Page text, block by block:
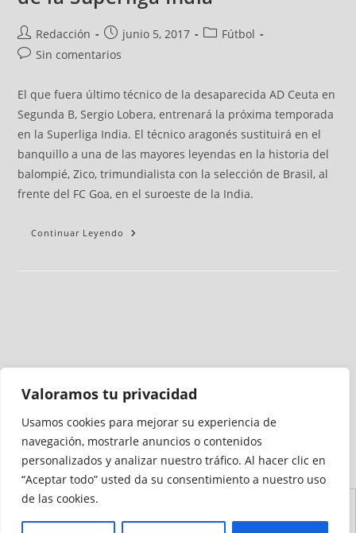
Valoramos tu privacidad
Usamos cookies para mejorar su experiencia de
navegación, mostrarle anuncios o contenidos
personalizados y analizar nuestro tráfico. Al hacer clic en
“Aceptar todo” usted da su consentimiento a nuestro uso
de las cookies.
Redacción junio 5, 2017
Fútbol
Sin comentarios
El que fuera último técnico de la desaparecida AD Ceuta en
Segunda B, Sergio Lobera, entrenará la próxima temporada
en la Superliga India. El técnico aragonés sustituirá en el
banquillo a una de las mayores leyendas en la historia del
balompié, Zico, trimundialista con la selección de Brasil, al
frente del FC Goa, en el suroeste de la India.
Continuar Leyendo
Medio auditado por